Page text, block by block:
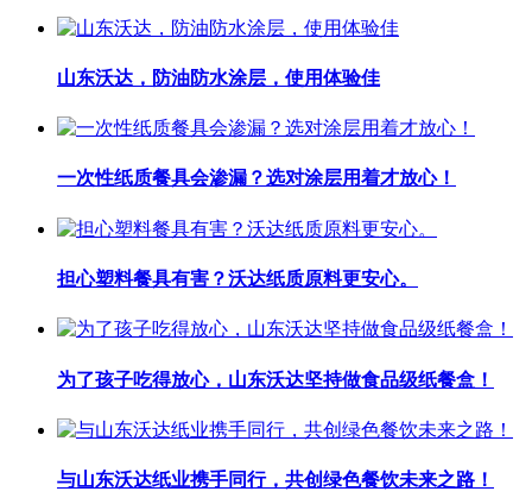
山东沃达，防油防水涂层，使用体验佳
一次性纸质餐具会渗漏？选对涂层用着才放心！
担心塑料餐具有害？沃达纸质原料更安心。
为了孩子吃得放心，山东沃达坚持做食品级纸餐盒！
与山东沃达纸业携手同行，共创绿色餐饮未来之路！